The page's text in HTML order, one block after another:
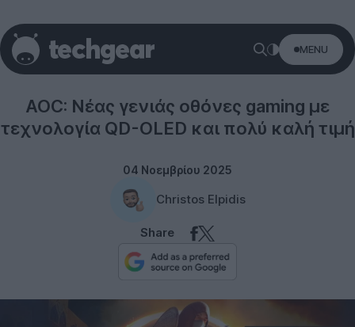
MENU
AOC: Νέας γενιάς οθόνες gaming με
τεχνολογία QD-OLED και πολύ καλή τιμή
04 Νοεμβρίου 2025
Christos Elpidis
Share